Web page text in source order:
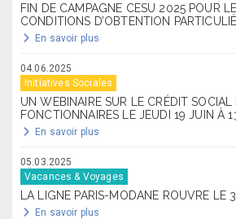
FIN DE CAMPAGNE CESU 2025 POUR
CONDITIONS D’OBTENTION
En savoir plus
04.06.2025
Initiatives Sociales
UN WEBINAIRE SUR LE CRÉDIT SOCIAL
FONCTIONNAIRES LE JEUDI 19 JUIN À
En savoir plus
05.03.2025
Vacances & Voyages
LA LIGNE PARIS-MODANE ROUVRE LE
En savoir plus